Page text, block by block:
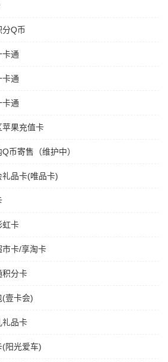
分Q币
卡通
卡通
卡通
苹果充值卡
币寄售（维护中）
品卡(唯品卡)
虹卡
市卡/享淘卡
积分卡
(壹卡会)
礼品卡
(阳光爱车)